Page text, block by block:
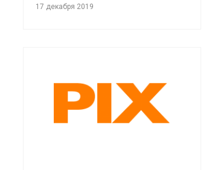
17 декабря 2019